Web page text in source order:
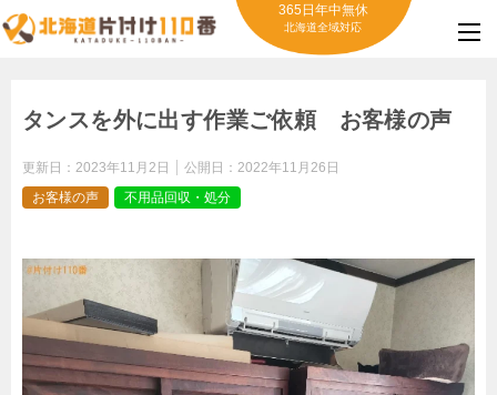
365日年中無休
北海道全域対応
タンスを外に出す作業ご依頼 お客様の声
更新日： 2023年11月2日 公開日： 2022年11月26日
お客様の声
不用品回収・処分